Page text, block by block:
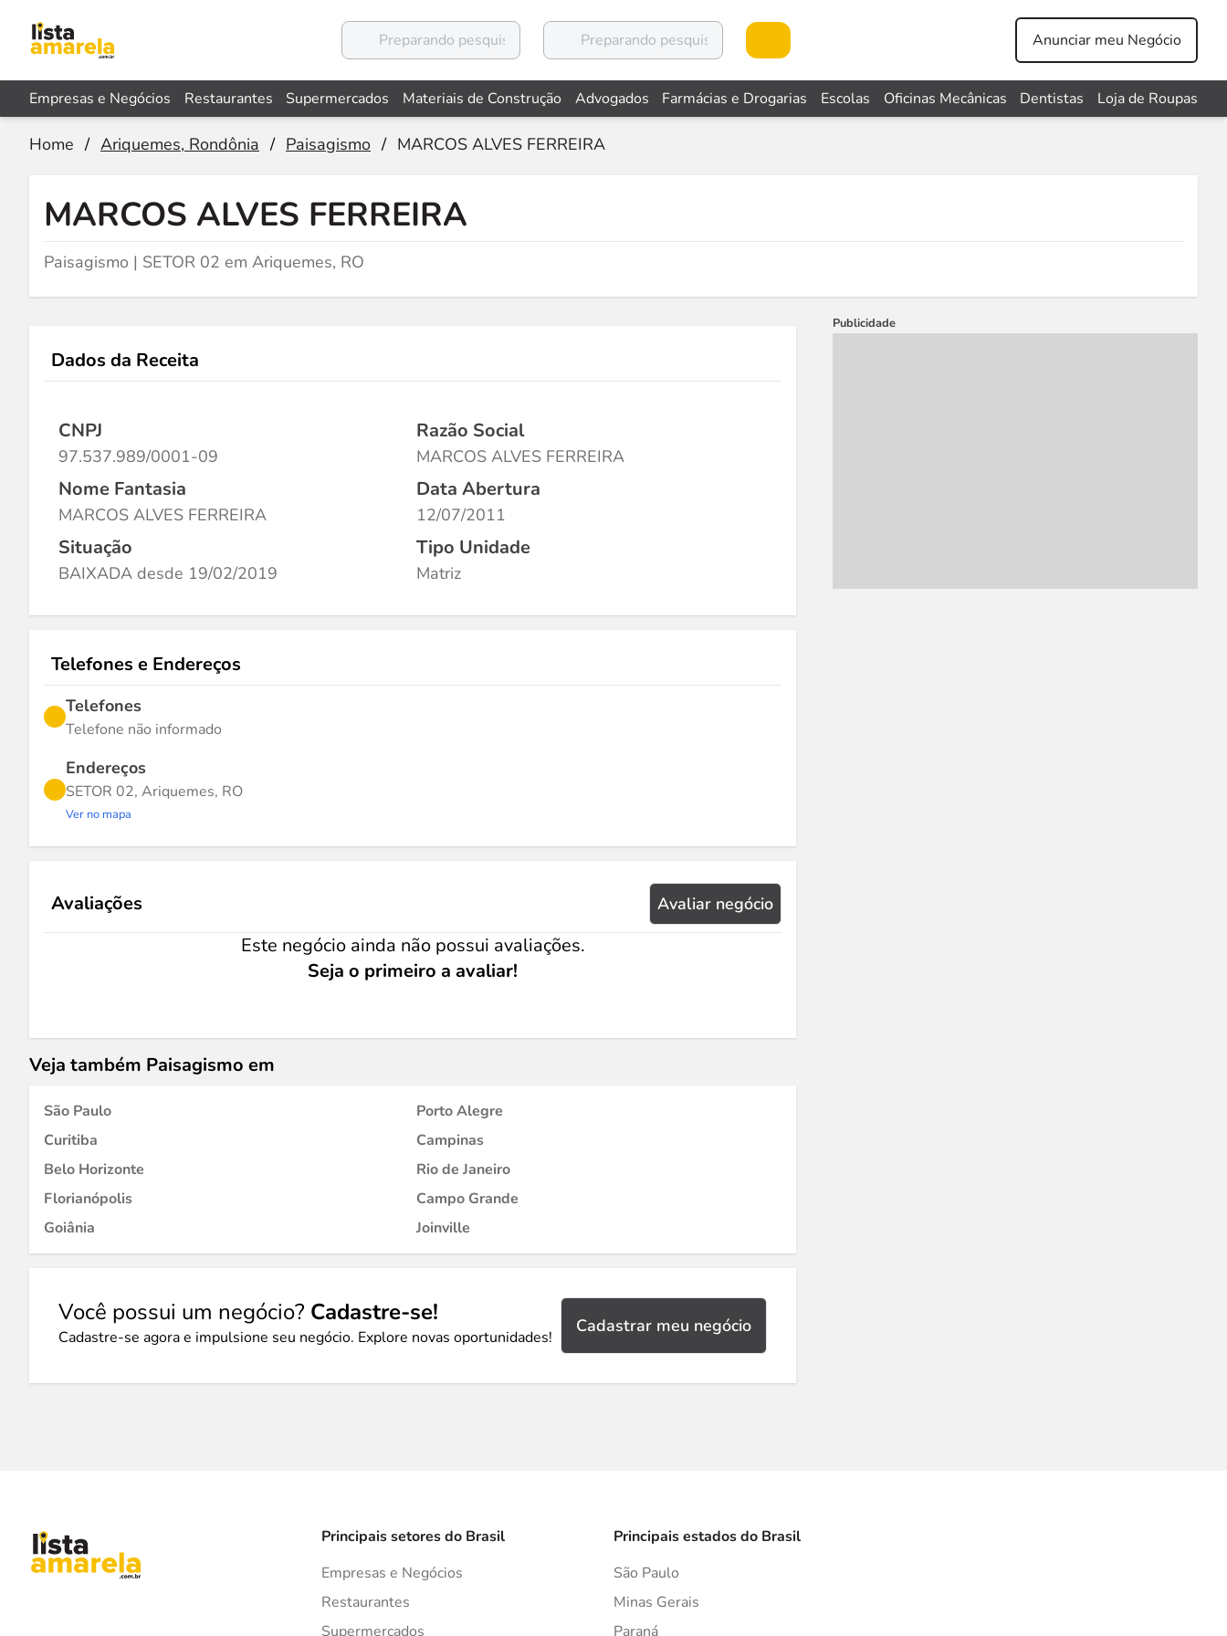
Anunciar meu Negócio
Empresas e Negócios Restaurantes Supermercados Materiais de Construção Advogados Farmácias e Drogarias Escolas Oficinas Mecânicas Dentistas Loja de Roupas
Home / Ariquemes, Rondônia / Paisagismo / MARCOS ALVES FERREIRA
MARCOS ALVES FERREIRA
Paisagismo | SETOR 02 em Ariquemes, RO
Dados da Receita
CNPJ
97.537.989/0001-09
Razão Social
MARCOS ALVES FERREIRA
Nome Fantasia
MARCOS ALVES FERREIRA
Data Abertura
12/07/2011
Situação
BAIXADA desde 19/02/2019
Tipo Unidade
Matriz
Telefones e Endereços
Telefones
Telefone não informado
Endereços
SETOR 02, Ariquemes, RO
Ver no mapa
Avaliações Avaliar negócio
Este negócio ainda não possui avaliações.
Seja o primeiro a avaliar!
Veja também Paisagismo em
São Paulo
Porto Alegre
Curitiba
Campinas
Belo Horizonte
Rio de Janeiro
Florianópolis
Campo Grande
Goiânia
Joinville
Você possui um negócio? Cadastre-se!
Cadastre-se agora e impulsione seu negócio. Explore novas oportunidades!
Cadastrar meu negócio
Publicidade
Principais setores do Brasil
Empresas e Negócios
Restaurantes
Supermercados
Principais estados do Brasil
São Paulo
Minas Gerais
Paraná